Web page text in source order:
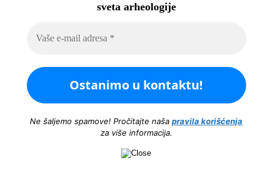
sveta arheologije
Ne šaljemo spamove! Pročitajte našapravila korišćenja
za više informacija.